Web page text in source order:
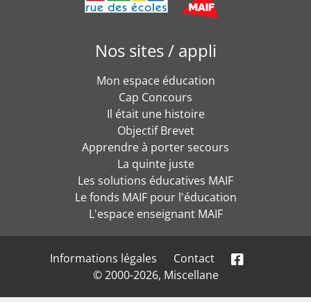
Nos sites / appli
Mon espace éducation
Cap Concours
Il était une histoire
Objectif Brevet
Apprendre à porter secours
La quinte juste
Les solutions éducatives MAIF
Le fonds MAIF pour l'éducation
L'espace enseignant MAIF
Informations légales
Contact
© 2000-2026, Miscellane